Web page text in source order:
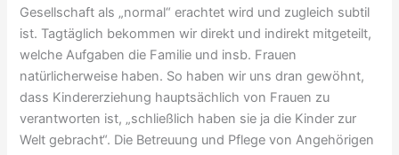
Gesellschaft als „normal“ erachtet wird und zugleich subtil
ist. Tagtäglich bekommen wir direkt und indirekt mitgeteilt,
welche Aufgaben die Familie und insb. Frauen
natürlicherweise haben. So haben wir uns dran gewöhnt,
dass Kindererziehung hauptsächlich von Frauen zu
verantworten ist, „schließlich haben sie ja die Kinder zur
Welt gebracht“. Die Betreuung und Pflege von Angehörigen